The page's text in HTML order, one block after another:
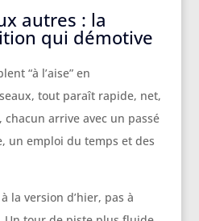
autres : la
qui démotive
“à l’aise” en
tout paraît rapide, net,
arrive avec un passé
un emploi du temps et des
la version d’hier, pas à